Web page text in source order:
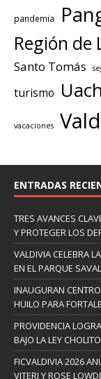
pandemia
Región de
Santo Tomás
turismo Uach
vacaciones
ENTRADAS
TRES AVANCES
Y PROTEGER LOS
VALDIVIA CELEBRA
EN EL PARQUE SAVAL
INAUGURAN
HUILO PARA
PROVIDENCIA
BAJO LA LEY CHOLITO
FICVALDIVIA 2026
VITERI Y ROSE